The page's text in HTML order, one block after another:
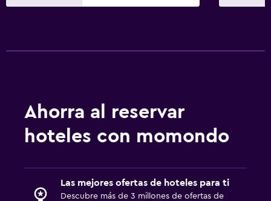
Ahorra al reservar
hoteles con momondo
Las mejores ofertas de hoteles para ti
Descubre más de 3 millones de ofertas de